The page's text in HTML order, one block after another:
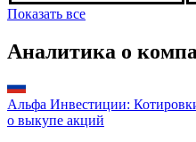
Показать все
Аналитика о
Альфа Инвестиции:
о выкупе акций